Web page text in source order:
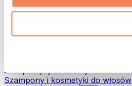
Filtry i dzbanki do wody
Środki do prania
Żele pod prysznic i mydła
Szampony i kosmetyki do włosów